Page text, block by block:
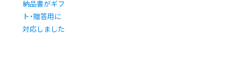
納品書がギフ
ト・贈答用に
対応しました